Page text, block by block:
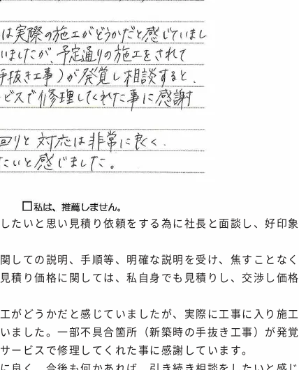
たいと思い見積り依頼をする為に社長と面談し、好印象
しての説明、手順等、明確な説明を受け、焦すことなく
積り価格に関しては、私自身でも見積りし、交渉し価格
がどうかだと感じていましたが、実際に工事に入り施工
ました。一部不具合箇所（新築時の手抜き工事）が発覚
ービスで修理してくれた事に感謝しています。